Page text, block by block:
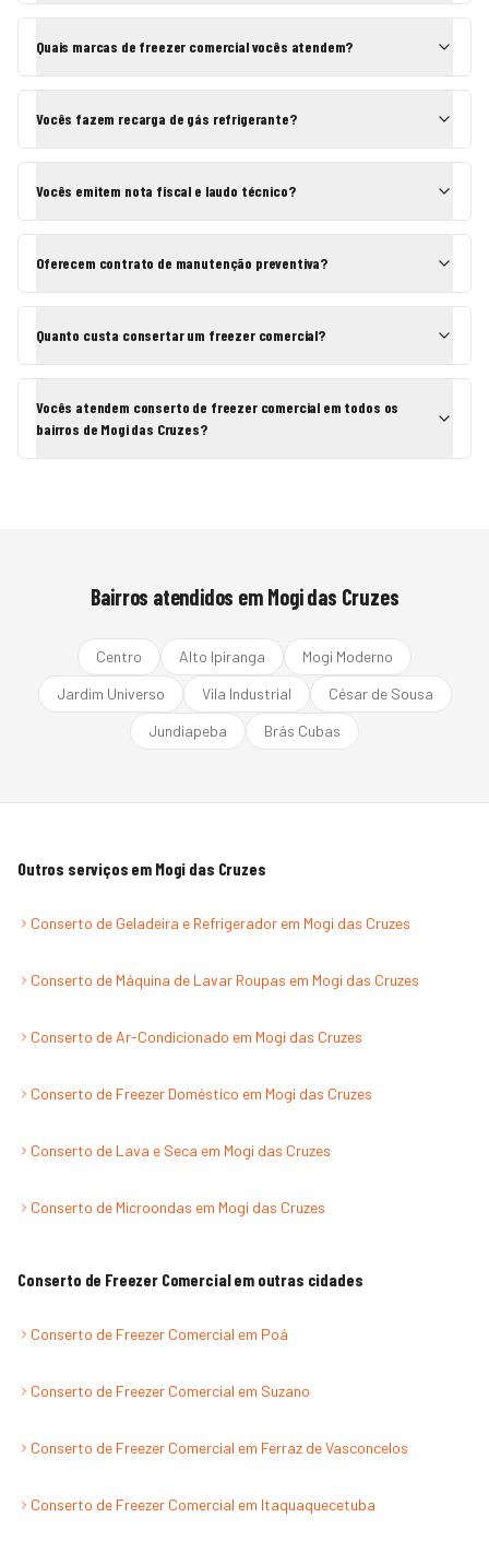
Quais marcas de freezer comercial vocês atendem?
Vocês fazem recarga de gás refrigerante?
Vocês emitem nota fiscal e laudo técnico?
Oferecem contrato de manutenção preventiva?
Quanto custa consertar um freezer comercial?
Vocês atendem conserto de freezer comercial em todos os
bairros de Mogi das Cruzes?
Bairros atendidos em Mogi das Cruzes
Centro Alto Ipiranga
Mogi Moderno
Jardim Universo
Vila Industrial
César de Sousa
Jundiapeba
Brás Cubas
Outros serviços em Mogi das Cruzes
Conserto de Geladeira e Refrigerador em Mogi das Cruzes
Conserto de Máquina de Lavar Roupas em Mogi das Cruzes
Conserto de Ar-Condicionado em Mogi das Cruzes
Conserto de Freezer Doméstico em Mogi das Cruzes
Conserto de Lava e Seca em Mogi das Cruzes
Conserto de Microondas em Mogi das Cruzes
Conserto de Freezer Comercialem outras cidades
Conserto de Freezer Comercial em Poá
Conserto de Freezer Comercial em Suzano
Conserto de Freezer Comercial em Ferraz de Vasconcelos
Conserto de Freezer Comercial em Itaquaquecetuba